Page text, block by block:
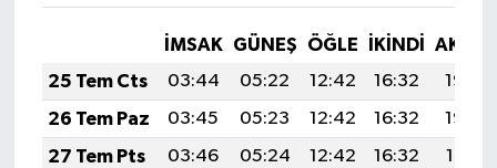
İMSAK GÜNEŞ ÖĞLE İKINDI
25 Tem Cts
03:44 05:22 12:42 16:32
19:53
26 Tem Paz
03:45 05:23 12:42 16:32
19:52
27 Tem Pts
03:46 05:24 12:42 16:32
19:51